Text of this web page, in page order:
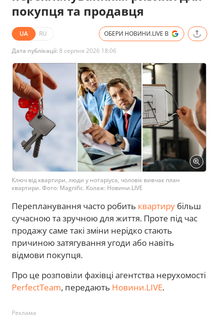
покупця та продавця
UA RU ОБЕРИ НОВИНИ.LIVE В
Дата публікації:8 серпня 2026 18:06
Ключ від квартири, люди у нотаріуса, чоловік вивчає план
квартири. Фото: Magnific. Колаж: Новини.LIVE
Перепланування часто робить квартиру більш
сучасною та зручною для життя. Проте під час
продажу саме такі зміни нерідко стають
причиною затягування угоди або навіть
відмови покупця.
Про це розповіли фахівці агентства нерухомості
PerfectTeam, передають Новини.LIVE.
Реклама